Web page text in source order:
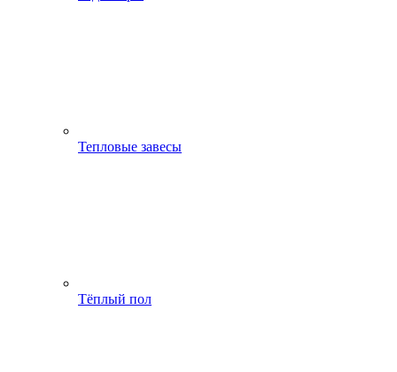
Тепловые завесы
Тёплый пол